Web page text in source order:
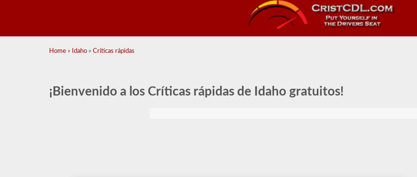
Home » Idaho » Críticas rápidas
¡Bienvenido a los Críticas rápidas de Idaho gratuitos!